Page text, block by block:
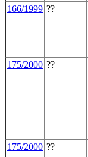
166/1999 ??
175/2000 ??
175/2000 ??